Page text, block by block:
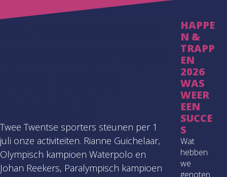
Twee Twentse sporters steunen per 1
juli onze activiteiten. Rianne Guichelaar,
Olympisch kampioen Waterpolo en
Johan Reekers, Paralympisch kampioen
HAPPE
N &
TRAPP
EN
2026
WAS
WEER
EEN
SUCCE
S
Wat
hebben
we
genoten